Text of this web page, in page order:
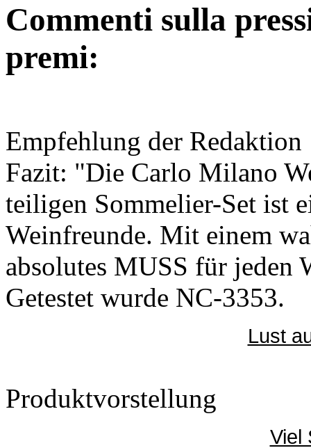
Commenti sulla
premi:
Empfehlung der Redaktion
Fazit: "Die Carlo Milano
teiligen Sommelier-Set ist
Weinfreunde. Mit einem
absolutes MUSS für jeden
Getestet wurde NC-3353.
Lust
Produktvorstellung
Viel